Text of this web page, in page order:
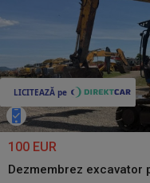
100 EUR
Dezmembrez excavator